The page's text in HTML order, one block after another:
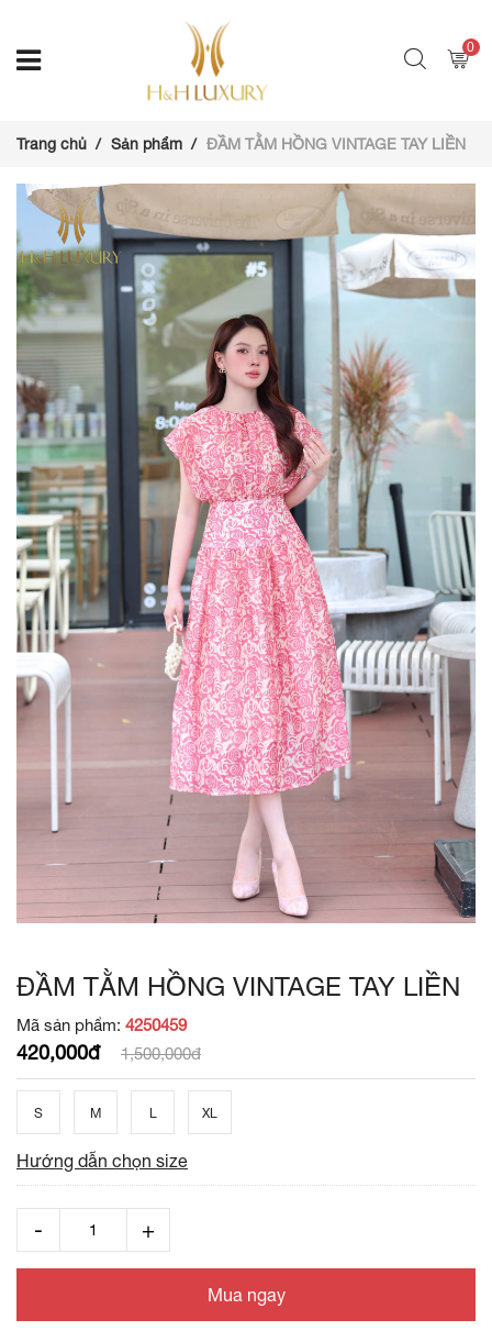
0
Trang chủ Sản phẩm ĐẦM TẰM HỒNG VINTAGE TAY LIỀN
ĐẦM TẰM HỒNG VINTAGE TAY LIỀN
Mã sản phẩm: 4250459
420,000đ 1,500,000đ
S M L XL
Hướng dẫn chọn size
Mua ngay